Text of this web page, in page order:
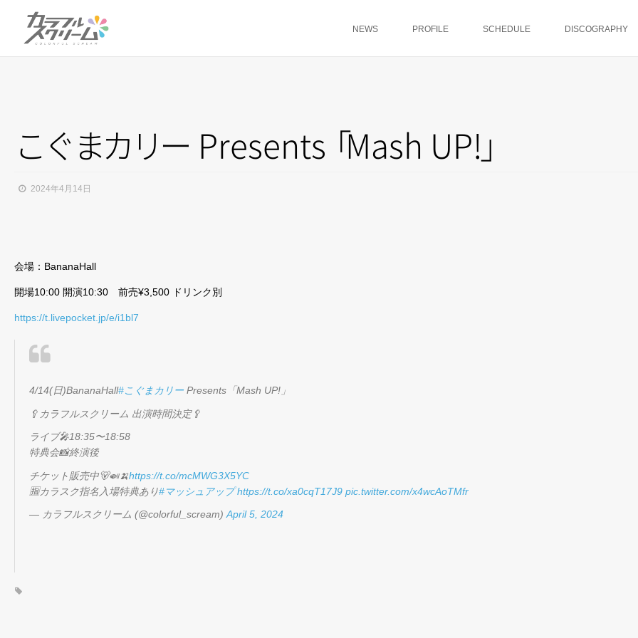
NEWS PROFILE SCHEDULE DISCOGRAPHY
こ ぐ まカ リ ー Presents「Mash UP! 」
2024年4月14日
会場：BananaHall
開場10:00 開演10:30 前売¥3,500 ドリンク別
https://t.livepocket.jp/e/i1bl7
4/14(日)BananaHall#こぐまカリー Presents「Mash UP!」
🥄カラフルスクリーム 出演時間決定🥄
ライブ🎤18:35〜18:58
特典会📸終演後
チケット販売中🐻🍛🍌https://t.co/mcMWG3X5YC
🈯️カラスク指名入場特典あり#マッシュアップ https://t.co/xa0cqT17J9 pic.twitter.com/x4wcAoTMfr
— カラフルスクリーム (@colorful_scream) April 5, 2024